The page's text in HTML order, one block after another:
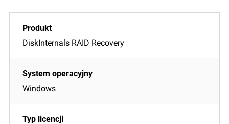
DiskInternals RAID Recovery
Windows